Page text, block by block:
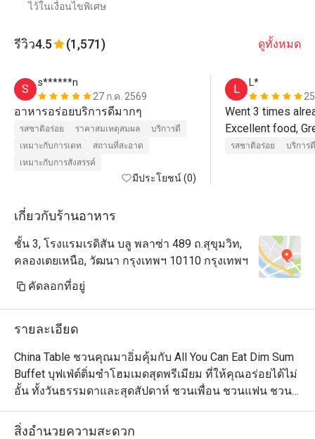
ไว้ในเงื่อนไขพิเศษ
รีวิว4.5 (1,571) ดูทั้งหมด
S
s******n
27 ก.ค. 2569
อาหารอร่อยบริการดีมากๆ
รสชาติอร่อย ราคาสมเหตุสมผล
บริการดี
เหมาะกับการเดท
สถานที่สะอาด
เหมาะกับการสังสรรค์
มีประโยชน์ (0)
L
L*
Went 3 times
Excellent food,
excellent service.
รสชาติอร่อย บริการดี
เกี่ยวกับร้านอาหาร
ชั้น 3, โรงแรมเรดิสัน บลู พลาซ่า 489 ถ.สุขุมวิท,
คลองเตยเหนือ, วัฒนา กรุงเทพฯ 10110 กรุงเทพฯ
คัดลอกที่อยู่
รายละเอียด
China Table ชวนคุณมาอิ่มคุ้มกับ All You Can Eat Dim Sum
Buffet บุฟเฟ่ต์ติ่มซำโฮมเมดสุดพรีเมียม ที่ให้คุณอร่อยได้ไม่
อั้น ทั้งวันธรรมดาและสุดสัปดาห์ ชวนเพื่อน ชวนแฟน ชวน
ครอบครัวมาอิ่มอร่อยได้ที่นี่
🥢 รวมเมนูยอดฮิตที่ต้องลอง
สิ่งอำนวยความสะดวก